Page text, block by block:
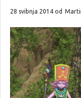
28 svibnja 2014 od